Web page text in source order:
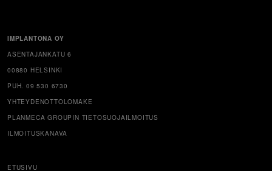
IMPLANTONA OY
ASENTAJANKATU 6
00880 HELSINKI
PUH. 09 530 6730
YHTEYDENOTTOLOMAKE
PLANMECA GROUPIN TIETOSUOJAILMOITUS
ILMOITUSKANAVA
ETUSIVU